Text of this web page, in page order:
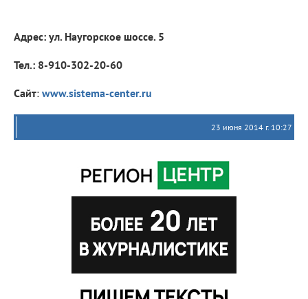
Адрес: ул. Наугорское шоссе. 5
Тел.: 8-910-302-20-60
Сайт: www.sistema-center.ru
23 июня 2014 г. 10:27